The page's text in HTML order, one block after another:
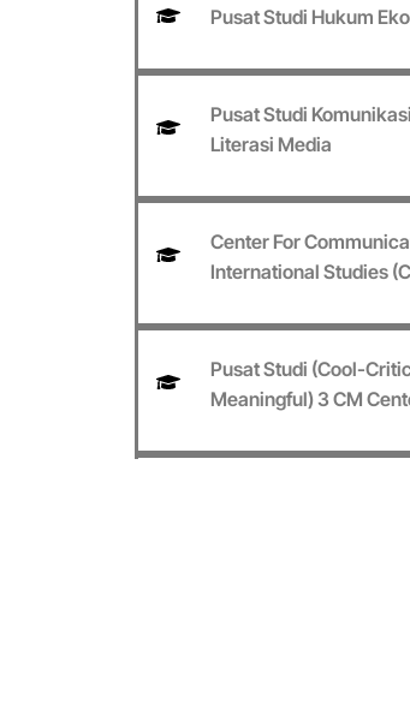
Pusat Studi Hukum
Pusat Studi
Literasi Media
Center For
International Studies
Pusat Studi (Cool-
Meaningful) 3 CM